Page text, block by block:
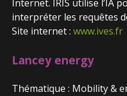
Internet. IRIS utilise l’IA
interpréter les requêtes
Site internet : www.ives.fr
Lancey energy
Thématique : Mobility &